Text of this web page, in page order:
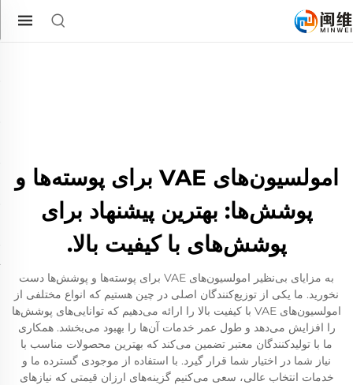
امولسیون‌های VAE برای پوسته‌ها و
پوشش‌ها: بهترین پیشنهاد برای
پوشش‌های با کیفیت بالا.
به مزایای بی‌نظیر امولسیون‌های VAE برای پوسته‌ها و پوشش‌ها دست
نخورید. ما یکی از توزیع‌کنندگان اصلی در چین هستیم که انواع مختلفی از
امولسیون‌های VAE با کیفیت بالا را ارائه می‌دهیم که توانایی‌های پوشش‌ها
را افزایش می‌دهد و طول عمر خدمات آن‌ها را بهبود می‌بخشد. همکاری
ما با تولیدکنندگان معتبر تضمین می‌کند که بهترین محصولات مناسب با
نیاز شما در اختیار شما قرار گیرد. با استفاده از موجودی گسترده ما و
خدمات انتخاب عالی، سعی می‌کنیم گزینه‌های ارزان قیمتی که نیازهای